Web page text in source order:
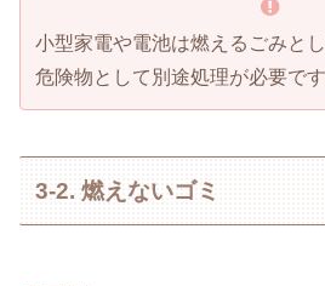
小型家電や電池は燃えるごみと
危険物として別途処理が必要です
3-2. 燃えないゴミ